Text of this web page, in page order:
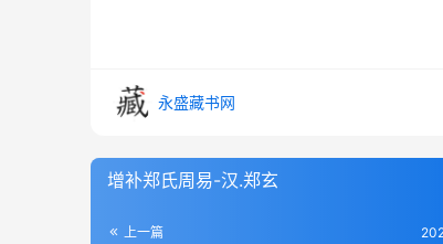
永盛藏书网
增补郑氏周易-汉.郑玄
上一篇